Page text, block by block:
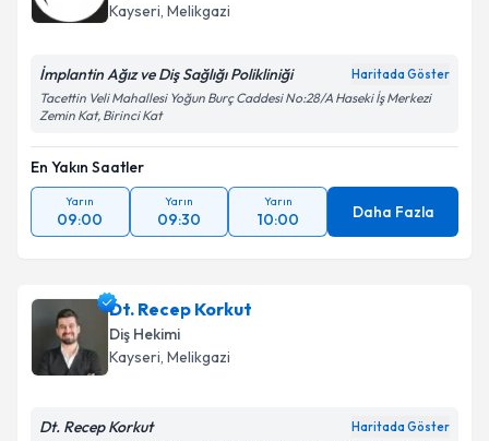
Kayseri, Melikgazi
İmplantin Ağız ve Diş Sağlığı Polikliniği Haritada Göster
Tacettin Veli Mahallesi Yoğun Burç Caddesi No:28/A Haseki İş Merkezi
Zemin Kat, Birinci Kat
En Yakın Saatler
Yarın
09:00
Yarın
09:30
Yarın
10:00 Daha Fazla
Dt. Recep Korkut
Diş Hekimi
Kayseri, Melikgazi
Dt. Recep Korkut Haritada Göster